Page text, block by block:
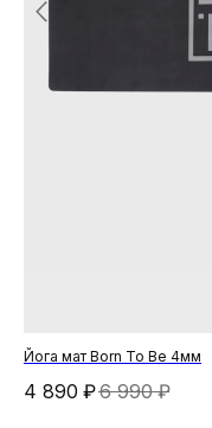
Йога мат Born To Be 4мм
4 890 ₽6 990 ₽